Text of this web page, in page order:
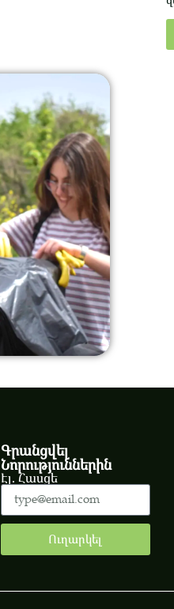
Գրանցվել
Նորություններին
Էլ. Հասցե
Ուղարկել